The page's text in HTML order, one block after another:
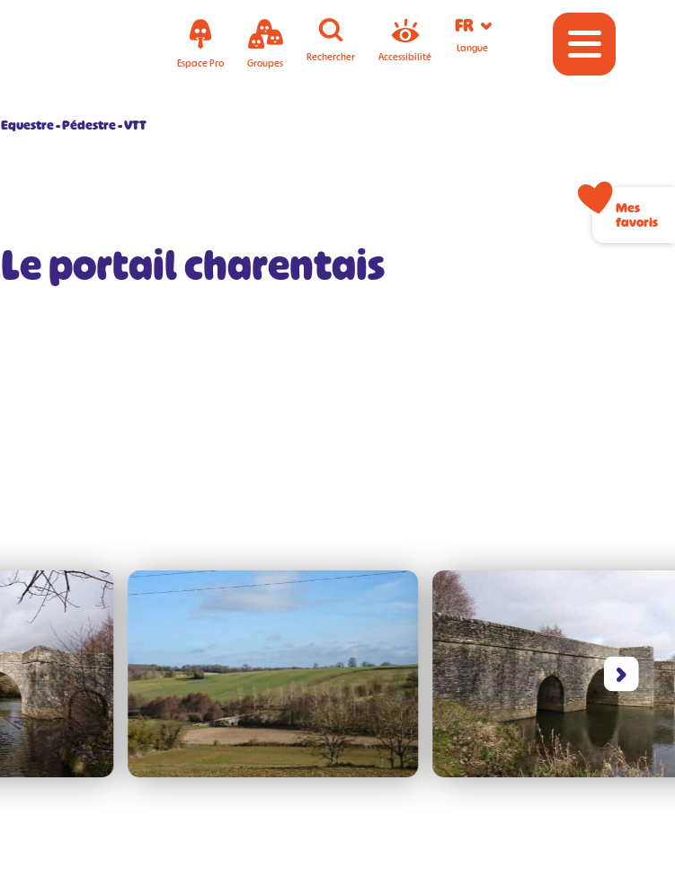
Espace Pro Groupes Rechercher Accessibilité
FR
Langue
Equestre Pédestre VTT
Le portail charentais
Mes
favoris